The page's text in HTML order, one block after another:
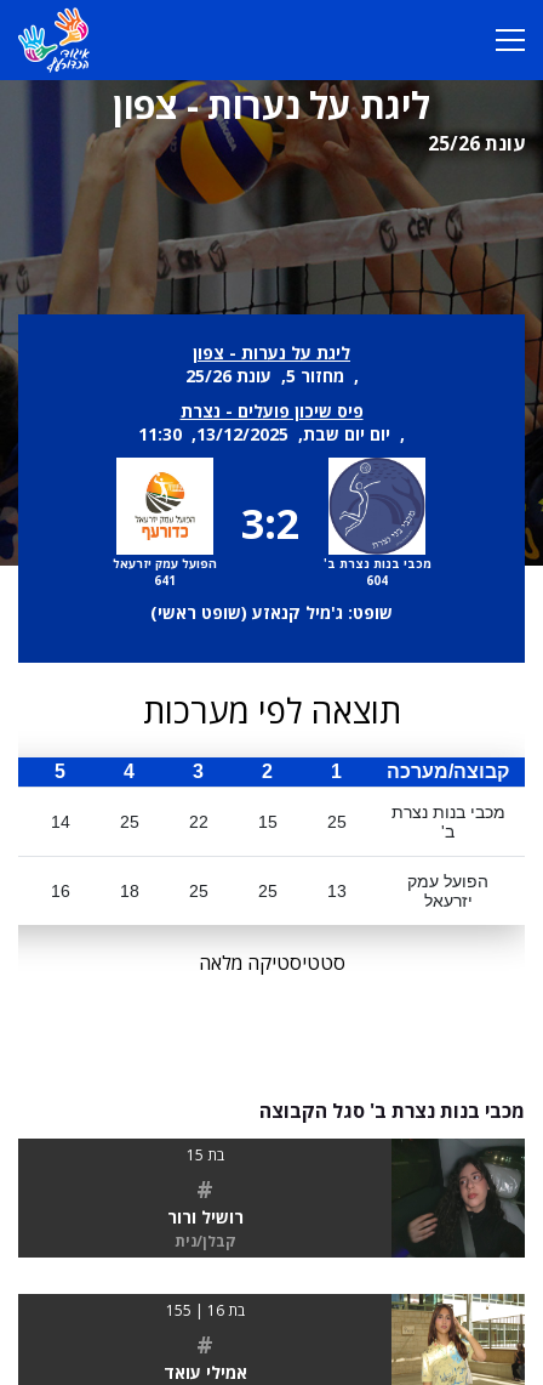
ליגת על נערות - צפון
עונת 25/26
ליגת על נערות - צפון
, מחזור 5, עונת 25/26
פיס שיכון פועלים - נצרת
, יום יום שבת, 13/12/2025, 11:30
מכבי בנות נצרת ב'
604
3:2
הפועל עמק יזרעאל
641
שופט: ג'מיל קנאזע (שופט ראשי)
תוצאה לפי מערכות
קבוצה/מערכה 1
2
3
4
5
מכבי בנות נצרת
ב'
25
15
22
25
14
הפועל עמק
יזרעאל
13
25
25
18
16
סטטיסטיקה מלאה
מכבי בנות נצרת ב' סגל הקבוצה
בת 15
#
רושיל ורור
קבלן/נית
בת 16 | 155
#
אמילי עואד